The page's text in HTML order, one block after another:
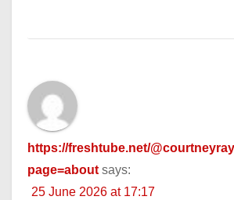
https://freshtube.net/
page=about says:
25 June 2026 at 17:17